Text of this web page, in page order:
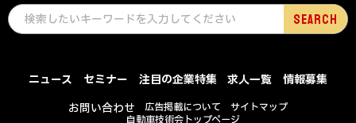
ニュース セミナー 注目の企業特集 求人一覧
情報募集
お問い合わせ
広告掲載について
サイトマップ
自動車技術会トップページ